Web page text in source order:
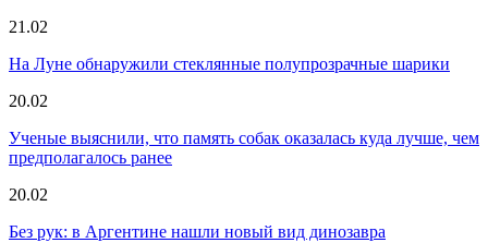
21.02
На Луне обнаружили стеклянные полупрозрачные шарики
20.02
Ученые выяснили, что память собак оказалась куда лучше, чем
предполагалось ранее
20.02
Без рук: в Аргентине нашли новый вид динозавра